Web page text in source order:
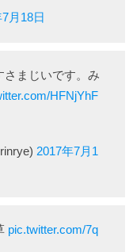
月18日
まじいです。み
HFNjYhF
2017年7月1
pic.twitter.com/7q